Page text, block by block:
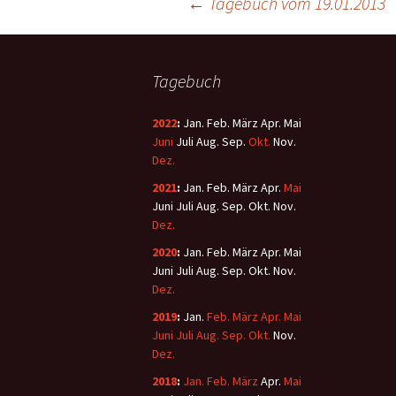
Tagebuch
2022: Jan. Feb. MärzApr. Mai
Juni Juli Aug. Sep. Okt. Nov.
Dez.
2021: Jan. Feb. MärzApr. Mai
Juni Juli Aug. Sep. Okt. Nov.
Dez.
2020: Jan. Feb. MärzApr. Mai
Juni Juli Aug. Sep. Okt. Nov.
Dez.
2019: Jan. Feb. März Apr. Mai
Juni Juli Aug. Sep. Okt. Nov.
Dez.
2018: Jan. Feb. März Apr. Mai